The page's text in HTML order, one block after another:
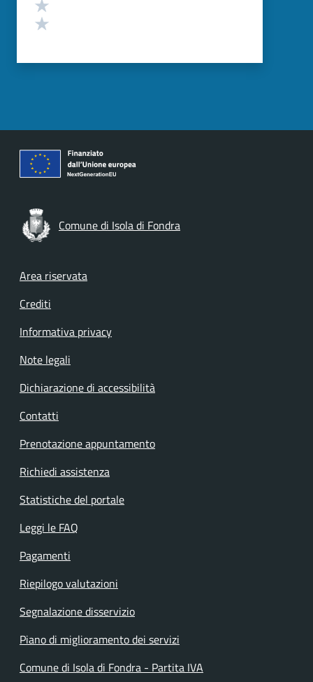
Comune di Isola di Fondra
Footer menu
Area riservata
Crediti
Informativa privacy
Note legali
Dichiarazione di accessibilità
Contatti
Prenotazione appuntamento
Richiedi assistenza
Statistiche del portale
Leggi le FAQ
Pagamenti
Riepilogo valutazioni
Segnalazione disservizio
Piano di miglioramento dei servizi
Comune di Isola di Fondra - Partita IVA